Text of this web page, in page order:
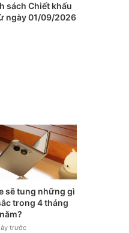
sách Chiết khấu
ngày 01/09/2026
sẽ tung những gì
trong 4 tháng
trước